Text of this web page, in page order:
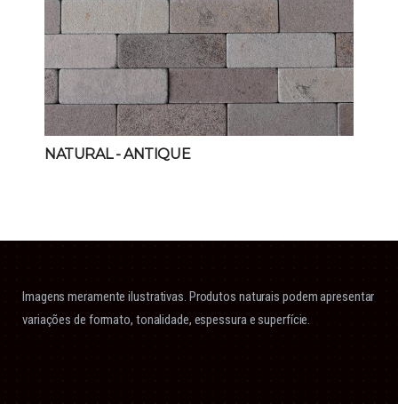
NATURAL- ANTIQUE
Imagens meramente ilustrativas. Produtos naturais podem apresentar
variações de formato, tonalidade, espessura e superfície.